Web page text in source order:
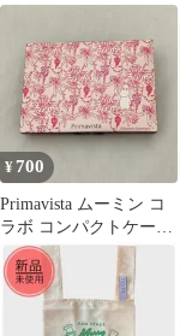
ーチ
¥ 700
Primavista ムーミン コ
ラボ コンパクトケー
ス ファンデーション
ケース